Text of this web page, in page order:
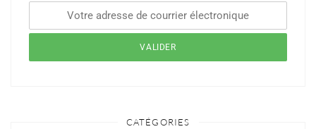
CATÉGORIES